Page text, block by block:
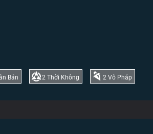
Bản 2 Thời Không 2 Vô Pháp